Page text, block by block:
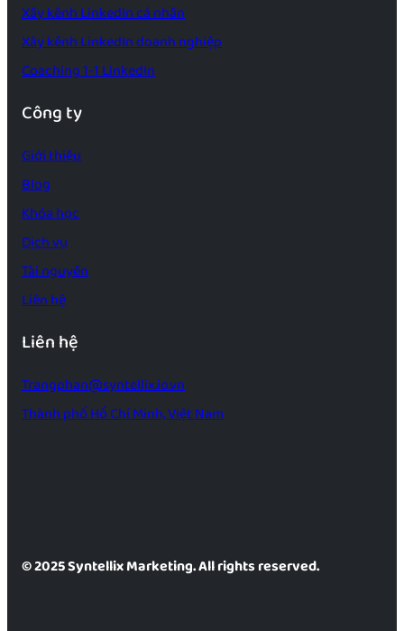
Xây kênh LinkedIn cá nhân
Xây kênh LinkedIn doanh nghiệp
Coaching 1-1 LinkedIn
Công ty
Giới thiệu
Blog
Khóa học
Dịch vụ
Tài nguyên
Liên hệ
Liên hệ
Trangphan@syntellix.io.vn
Thành phố Hồ Chí Minh, Việt Nam
© 2025 Syntellix Marketing. All rights reserved.